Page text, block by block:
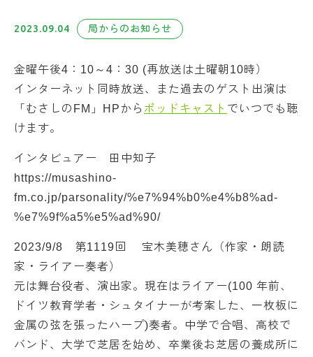
2023.09.04 局からのお知らせ
金曜午後4：10～4：30 (再放送は土曜朝10時）
インターネット同時放送、また過去のゲスト出演は
「むさしのFM」HPから ポッドキャスト でいつでも聴
けます。
インタビュアー 田中知子
https://musashino-
fm.co.jp/parsonality/%e7%94%b0%e4%b8%ad-
%e7%9f%a5%e5%ad%90/
2023/9/8 第1119回 宝木美穂さん（作家・朗読
家・ライアー奏者）
元は舞台役者、演出家。現在はライアー(100 年前、
ドイツ教育学者・シュタイナーが考案した、一枚板に
金属の弦を張ったハープ)奏者。中学で合唱、高校で
バンド、大学で芝居を始め、卒業後お芝居の養成所に